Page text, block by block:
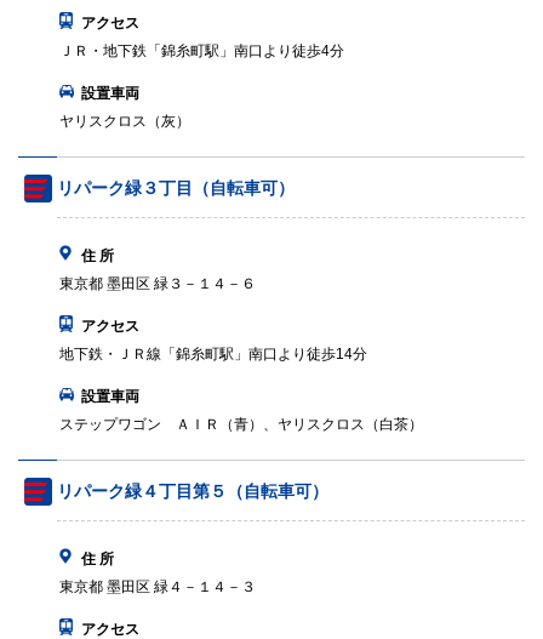
アクセス
ＪＲ・地下鉄「錦糸町駅」南口より徒歩4分
設置車両
ヤリスクロス（灰）
リパーク緑３丁目（自転車可）
住 所
東京都 墨田区 緑３－１４－６
アクセス
地下鉄・ＪＲ線「錦糸町駅」南口より徒歩14分
設置車両
ステップワゴン ＡＩＲ（青）、ヤリスクロス（白茶）
リパーク緑４丁目第５（自転車可）
住 所
東京都 墨田区 緑４－１４－３
アクセス